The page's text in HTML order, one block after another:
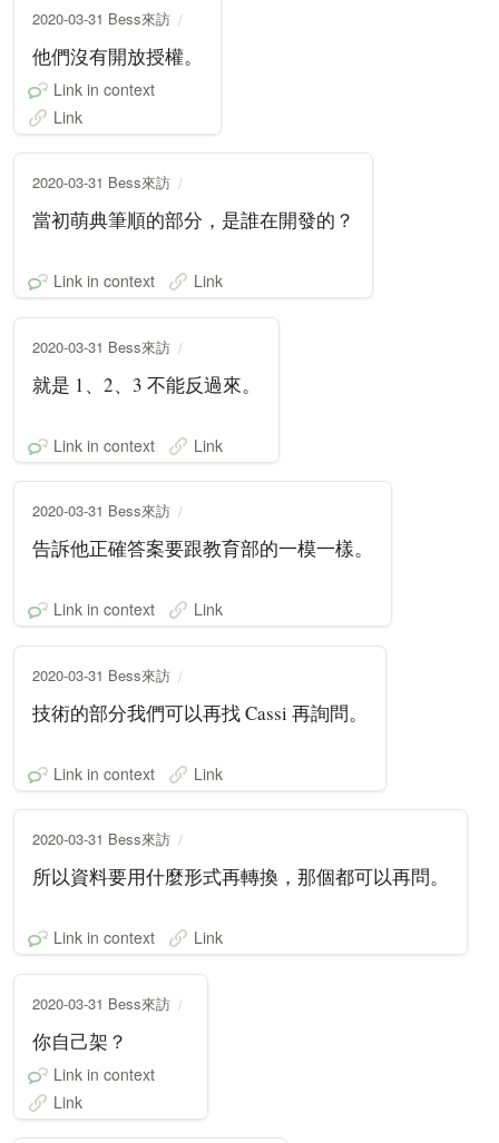
2020-03-31 Bess來訪
他們沒有開放授權。
Link in context
Link
2020-03-31 Bess來訪
當初萌典筆順的部分，是誰在開發的？
Link in context Link
2020-03-31 Bess來訪
就是 1、2、3 不能反過來。
Link in context Link
2020-03-31 Bess來訪
告訴他正確答案要跟教育部的一模一樣。
Link in context Link
2020-03-31 Bess來訪
技術的部分我們可以再找 Cassi 再詢問。
Link in context Link
2020-03-31 Bess來訪
所以資料要用什麼形式再轉換，那個都可以再問。
Link in context Link
2020-03-31 Bess來訪
你自己架？
Link in context
Link